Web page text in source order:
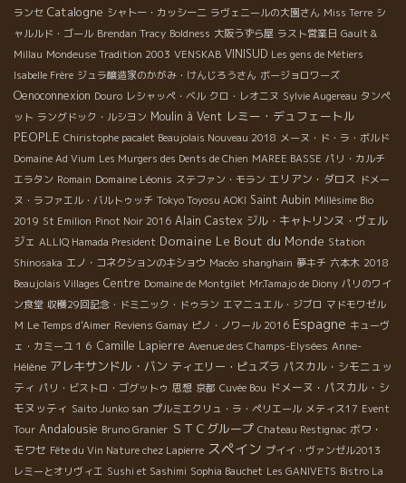
ランセ Catalogne シャトー・カッシーニ ラヴェニールの大園さん Miss Terre シ
ャルルド・ゴール Brendan Tracy Boldness 大阪うずら屋 ラスト営業日 Gault &
Millau Mondeuse Tradition 2003 VENSKAB VINISUD Les gens de Métiers
Isabelle Frère ジュラ醸造家のかがみ・けんじろうさん ボージョロワーズ
Oenoconnexion Douro レシャッペ・ベル クロ・レオニヌ Sylvie Augereau タンペ
ット ラングドック・ルシヨン Moulin à Vent レミー・デュフェートル
PEOPLE Chiristophe pacalet Beaujolais Nouveau 2018 メーヌ・ド・ラ・ボルド
Domaine Ad Vium Les Murgers des Dents de Chien MAREE BASSE パリ・カルチ
エラタン Romain Domaine Léonis ステファン・モラン エリアン・ダロス ドメー
ヌ・ラファエル・バルトゥッチ Tokyo Toyosu AOKI Saint Aubin Millésime Bio
2019 St Emilion Pinot Noir 2016 Alain Castex ジル・キャトリンヌ・ヴェル
ジェ ALLIQ Hamada President Domaine Le Bout du Monde Station
Shinosaka エノ・コネクションのキショウ Macéo shanghain 夢キチ 六本木 2018
Beaujolais Villages Centre Domaine de Montgilet Mr.Tamajo de Diony パリのワイ
ン食堂 収穫29回記念・ドミニック・ドゥラン エマニュエル・ジブロ マドモワゼル
Ｍ Le Temps d'Aimer Reviens Gamay ピノ・ノワール 2016 Espagne キューヴ
ェ・カミーユ１６ Camille Lapierre Avenue des Champs-Elysées Anne-
Hélène アレキサンドル・バン ティエリー・ピュズラ パスカル・シモニュッ
ティ パリ・ビストロ・ゴグットゥ 思想 京都 Cuvée Bou ドメーヌ・パスカル・シ
モヌッティ Saito Junko san プルミエクリュ・ラ・ペリエール メティス17 Event
Tour Andalousie Bruno Granier ＳＴＣグループ Chateau Restignac ボワ・
モワセ Fête du Vin Nature chez Lapierre スペイン プイイ・ヴァンゼル2013
レミーとオリヴィエ Sushi et Sashimi Sophia Bauchet Les GANIVETS Bistro La